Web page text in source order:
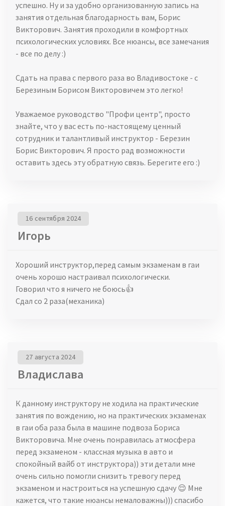
успешно. Ну и за удобно организованную запись на
занятия отдельная благодарность вам, Борис
Викторович. Занятия проходили в комфортных
психологических условиях. Все нюансы, все замечания
- все по делу :)
Сдать на права с первого раза во Владивостоке - с
Березиным Борисом Викторовичем это легко!
Уважаемое руководство "Профи центр", просто
знайте, что у вас есть по-настоящему ценный
сотрудник и талантливый инструктор - Березин
Борис Викторович. Я просто рад возможности
оставить здесь эту обратную связь. Берегите его :)
Игорь
16 сентября 2024
Хороший инструктор,перед самым экзаменам в гаи
очень хорошо настраивал психологически.
Говорил что я ничего не боюсь👍
Сдал со 2 раза(механика)
Владислава
27 августа 2024
К данному инструктору не ходила на практические
занятия по вождению, но на практических экзаменах
в гаи оба раза была в машине подвоза Бориса
Викторовича. Мне очень понравилась атмосфера
перед экзаменом - классная музыка в авто и
спокойный вайб от инструктора)) эти детали мне
очень сильно помогли снизить тревогу перед
экзаменом и настроиться на успешную сдачу 😌 Мне
кажется, что такие нюансы немаловажны))) спасибо